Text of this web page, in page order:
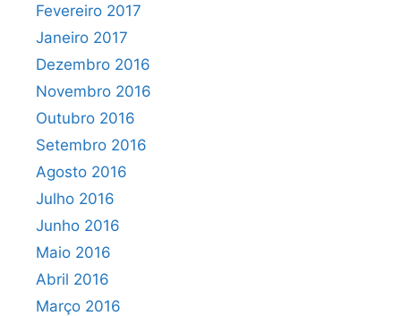
Fevereiro 2017
Janeiro 2017
Dezembro 2016
Novembro 2016
Outubro 2016
Setembro 2016
Agosto 2016
Julho 2016
Junho 2016
Maio 2016
Abril 2016
Março 2016